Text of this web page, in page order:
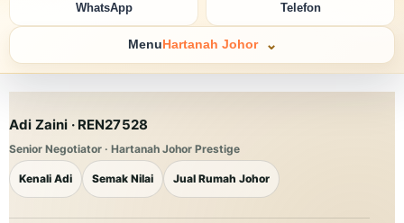
WhatsApp Telefon
Menu Hartanah Johor
Adi Zaini · REN27528
Senior Negotiator · Hartanah Johor Prestige
Kenali Adi Semak Nilai Jual Rumah Johor